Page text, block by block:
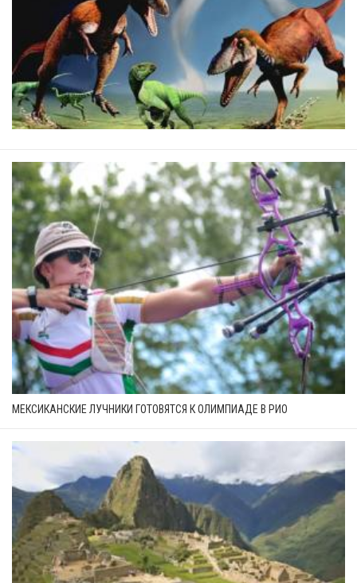
МЕКСИКАНСКИЕ ЛУЧНИКИ ГОТОВЯТСЯ К ОЛИМПИАДЕ В РИО